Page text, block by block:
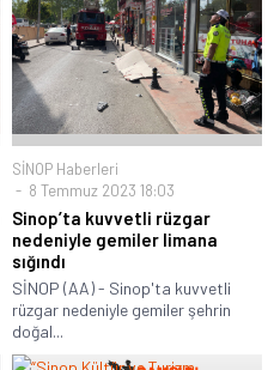
SİNOP Haberleri
8 Temmuz 2023 18:03
Sinop’ta kuvvetli rüzgar
nedeniyle gemiler limana
sığındı
SİNOP (AA) - Sinop'ta kuvvetli
rüzgar nedeniyle gemiler şehrin
doğal...